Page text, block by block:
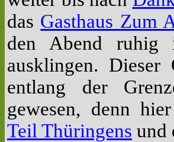
das Gasthaus Zum
den Abend ruhig
ausklingen.
entlang der
gewesen, denn
Teil Thüringens und